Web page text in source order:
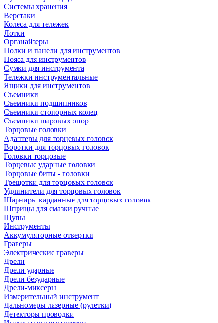
Системы хранения
Верстаки
Колеса для тележек
Лотки
Органайзеры
Полки и панели для инструментов
Пояса для инструментов
Сумки для инструмента
Тележки инструментальные
Ящики для инструментов
Съемники
Съёмники подшипников
Съемники стопорных колец
Съемники шаровых опор
Торцовые головки
Адаптеры для торцевых головок
Воротки для торцовых головок
Головки торцовые
Торцевые ударные головки
Торцовые биты - головки
Трещотки для торцовых головок
Удлинители для торцовых головок
Шарниры карданные для торцовых головок
Шприцы для смазки ручные
Щупы
Инструменты
Аккумуляторные отвертки
Граверы
Электрические граверы
Дрели
Дрели ударные
Дрели безударные
Дрели-миксеры
Измерительный инструмент
Дальномеры лазерные (рулетки)
Детекторы проводки